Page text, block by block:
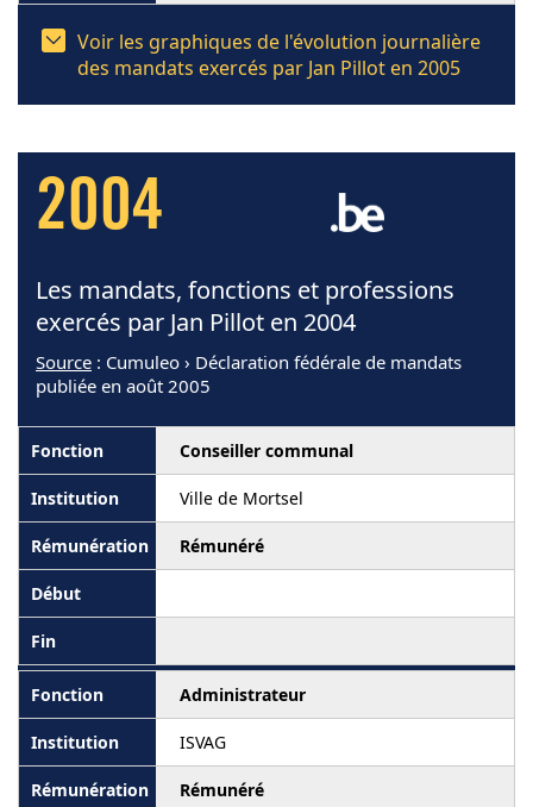
Voir les graphiques de l'évolution journalière
des mandats exercés par Jan Pillot en 2005
2004
Les mandats, fonctions et professions
exercés par Jan Pillot en 2004
Source : Cumuleo › Déclaration fédérale de mandats
publiée en août 2005
Conseiller communal
Ville de Mortsel
Rémunéré
Administrateur
ISVAG
Rémunéré